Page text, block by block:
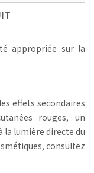
appropriée sur la
effets secondaires
rouges, un
la lumière directe du
consultez